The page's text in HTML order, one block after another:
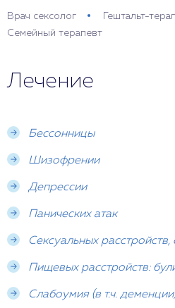
Врач сексолог
Гештальт-
Семейный терапевт
Лечение
Бессонницы
Шизофрении
Депрессии
Панических атак
Сексуальных расстройств,
Пищевых расстройств:
Слабоумия (в т.ч.